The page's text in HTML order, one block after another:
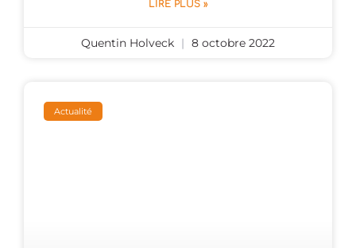
LIRE PLUS »
Quentin Holveck 8 octobre 2022
Actualité